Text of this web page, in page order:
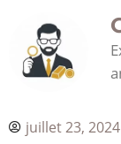
juillet 23, 2024